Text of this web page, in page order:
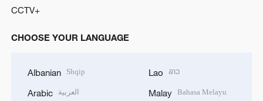
CCTV+
CHOOSE YOUR LANGUAGE
Albanian Shqip
Arabic العربية
Lao ລາວ
Malay Bahasa Melayu